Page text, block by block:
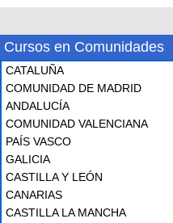
Cursos en Comunidades
CATALUÑA
COMUNIDAD DE MADRID
ANDALUCÍA
COMUNIDAD VALENCIANA
PAÍS VASCO
GALICIA
CASTILLA Y LEÓN
CANARIAS
CASTILLA LA MANCHA